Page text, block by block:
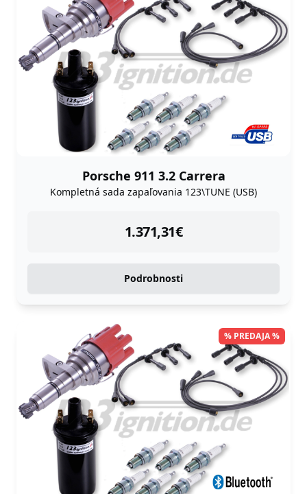
Porsche 911 3.2 Carrera
Kompletná sada zapaľovania 123\TUNE (USB)
1.371,31€
instock
Podrobnosti
% PREDAJA %